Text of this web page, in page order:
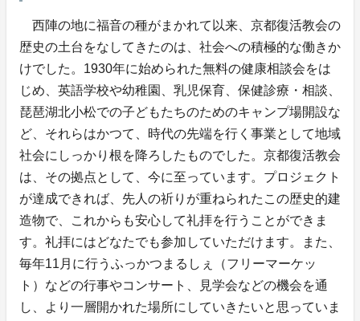
西陣の地に福音の種がまかれて以来、京都復活教会の
歴史の土台をなしてきたのは、社会への積極的な働きか
けでした。1930年に始められた無料の健康相談会をは
じめ、英語学校や幼稚園、乳児保育、保健診療・相談、
琵琶湖北小松での子どもたちのためのキャンプ場開設な
ど、それらはかつて、時代の先端を行く事業として地域
社会にしっかり根を降ろしたものでした。京都復活教会
は、その拠点として、今に至っています。プロジェクト
が達成できれば、先人の祈りが重ねられたこの歴史的建
造物で、これからも安心して礼拝を行うことができま
す。礼拝にはどなたでも参加していただけます。また、
毎年11月に行うふっかつまるしぇ（フリーマーケッ
ト）などの行事やコンサート、見学会などの機会を通
し、より一層開かれた場所にしていきたいと思っていま